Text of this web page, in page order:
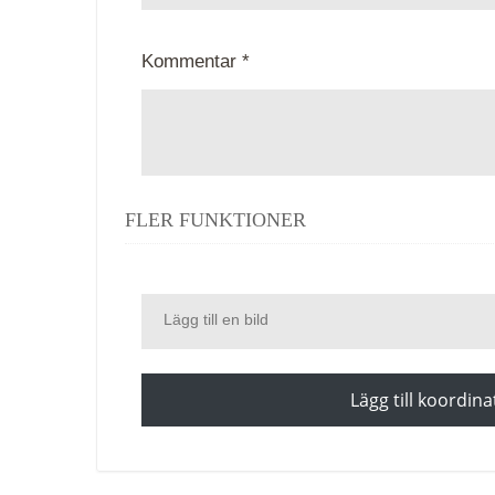
Kommentar *
FLER FUNKTIONER
Lägg till en bild
Lägg till